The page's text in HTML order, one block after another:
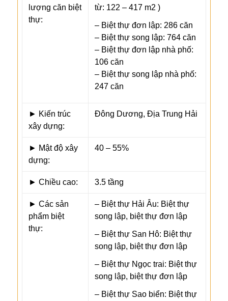
lượng căn biệt
thự:
từ: 122 – 417 m2 )
– Biệt thự đơn lập: 286 căn
– Biệt thự song lập: 764 căn
– Biệt thự đơn lập nhà phố:
106 căn
– Biệt thự song lập nhà phố:
247 căn
► Kiến trúc
xây dựng:
Đông Dương, Địa Trung Hải
► Mật độ xây
dựng:
40 – 55%
► Chiều cao: 3.5 tầng
► Các sản
phẩm biệt
thự:
– Biệt thự Hải Âu: Biệt thự
song lập, biệt thự đơn lập
– Biệt thự San Hô: Biệt thự
song lập, biệt thự đơn lập
– Biệt thự Ngọc trai: Biệt thự
song lập, biệt thự đơn lập
– Biệt thự Sao biển: Biệt thự